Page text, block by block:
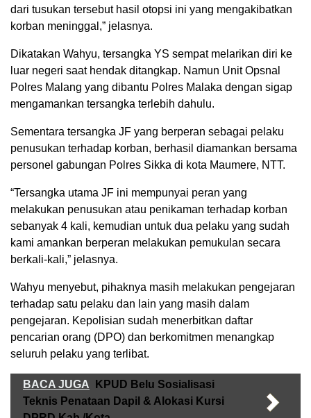
dari tusukan tersebut hasil otopsi ini yang mengakibatkan
korban meninggal,” jelasnya.
Dikatakan Wahyu, tersangka YS sempat melarikan diri ke
luar negeri saat hendak ditangkap. Namun Unit Opsnal
Polres Malang yang dibantu Polres Malaka dengan sigap
mengamankan tersangka terlebih dahulu.
Sementara tersangka JF yang berperan sebagai pelaku
penusukan terhadap korban, berhasil diamankan bersama
personel gabungan Polres Sikka di kota Maumere, NTT.
“Tersangka utama JF ini mempunyai peran yang
melakukan penusukan atau penikaman terhadap korban
sebanyak 4 kali, kemudian untuk dua pelaku yang sudah
kami amankan berperan melakukan pemukulan secara
berkali-kali,” jelasnya.
Wahyu menyebut, pihaknya masih melakukan pengejaran
terhadap satu pelaku dan lain yang masih dalam
pengejaran. Kepolisian sudah menerbitkan daftar
pencarian orang (DPO) dan berkomitmen menangkap
seluruh pelaku yang terlibat.
BACA JUGA
KPUD Belu Sosialisasi
Teknis Penataan Dapil & Alokasi Kursi